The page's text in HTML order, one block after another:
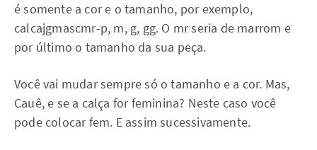
é somente a cor e o tamanho, por exemplo,
calcajgmascmr-p, m, g, gg. O mr seria de marrom e
por último o tamanho da sua peça.
Você vai mudar sempre só o tamanho e a cor. Mas,
Cauê, e se a calça for feminina? Neste caso você
pode colocar fem. E assim sucessivamente.